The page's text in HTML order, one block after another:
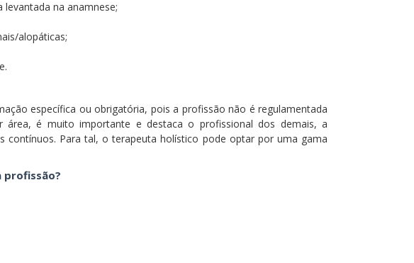
na anamnese;
alopáticas;
específica ou obrigatória, pois a profissão não é regulamentada
área, é muito importante e destaca o profissional dos demais, a
Para tal, o terapeuta holístico pode optar por uma gama
profissão?